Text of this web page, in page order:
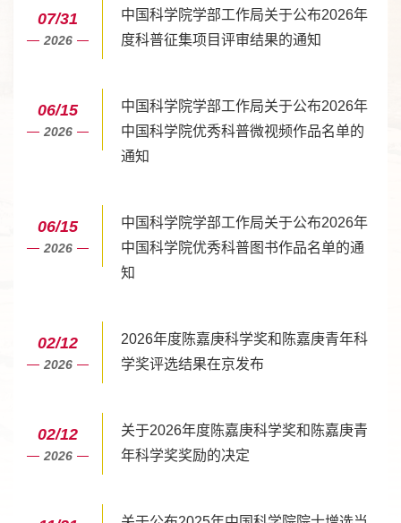
07/31
2026
中国科学院学部工作局关于公布2026年
度科普征集项目评审结果的通知
06/15
2026
中国科学院学部工作局关于公布2026年
中国科学院优秀科普微视频作品名单的
通知
06/15
2026
中国科学院学部工作局关于公布2026年
中国科学院优秀科普图书作品名单的通
知
02/12
2026
2026年度陈嘉庚科学奖和陈嘉庚青年科
学奖评选结果在京发布
02/12
2026
关于2026年度陈嘉庚科学奖和陈嘉庚青
年科学奖奖励的决定